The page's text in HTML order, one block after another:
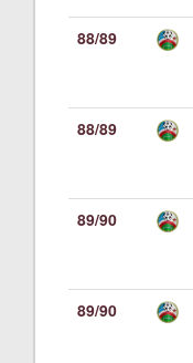
88/89
88/89
89/90
89/90